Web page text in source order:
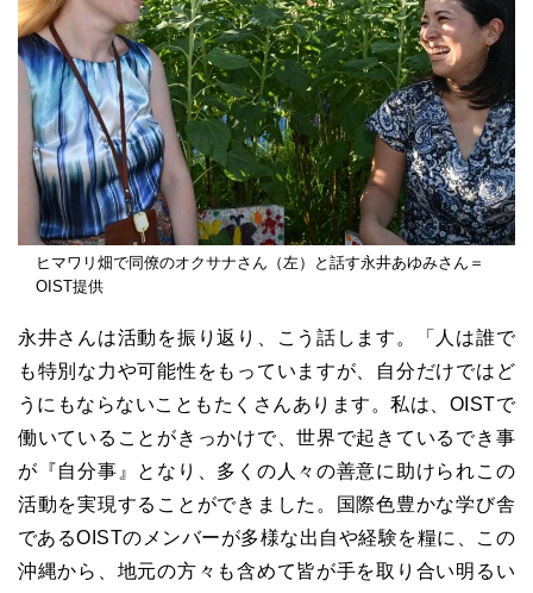
ヒマワリ畑で同僚のオクサナさん（左）と話す永井あゆみさん＝
OIST提供
永井さんは活動を振り返り、こう話します。「人は誰で
も特別な力や可能性をもっていますが、自分だけではど
うにもならないこともたくさんあります。私は、OISTで
働いていることがきっかけで、世界で起きているでき事
が『自分事』となり、多くの人々の善意に助けられこの
活動を実現することができました。国際色豊かな学び舎
であるOISTのメンバーが多様な出自や経験を糧に、この
沖縄から、地元の方々も含めて皆が手を取り合い明るい